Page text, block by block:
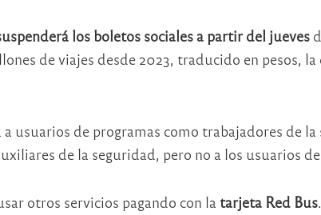
los boletos sociales a partir del jueves
de viajes desde 2023, traducido en pesos, la
a usuarios de programas como trabajadores de
de la seguridad, pero no a los usuarios
otros servicios pagando con la tarjeta Red Bus